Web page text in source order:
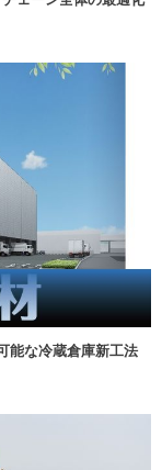
能な冷蔵倉庫新工法